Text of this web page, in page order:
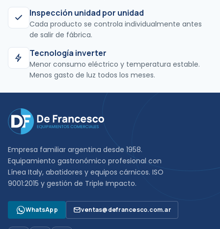
Inspección unidad por unidad
Cada producto se controla individualmente antes
de salir de fábrica.
Tecnología inverter
Menor consumo eléctrico y temperatura estable.
Menos gasto de luz todos los meses.
Empresa familiar argentina desde 1958.
Equipamiento gastronómico profesional con
Línea Italy, abatidores y equipos cárnicos. ISO
9001:2015 y gestión de Triple Impacto.
WhatsApp ventas@defrancesco.com.ar